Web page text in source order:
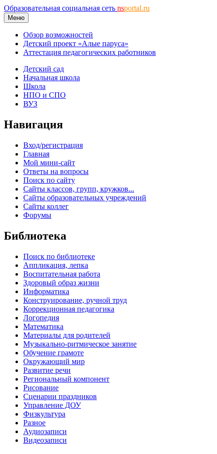
Образовательная социальная сеть nsportal.ru
Меню
Обзор возможностей
Детский проект «Алые паруса»
Аттестация педагогических работников
Детский сад
Начальная школа
Школа
НПО и СПО
ВУЗ
Навигация
Вход/регистрация
Главная
Мой мини-сайт
Ответы на вопросы
Поиск по сайту
Сайты классов, групп, кружков...
Сайты образовательных учреждений
Сайты коллег
Форумы
Библиотека
Поиск по библиотеке
Аппликация, лепка
Воспитательная работа
Здоровый образ жизни
Информатика
Конструирование, ручной труд
Коррекционная педагогика
Логопедия
Математика
Материалы для родителей
Музыкально-ритмическое занятие
Обучение грамоте
Окружающий мир
Развитие речи
Региональный компонент
Рисование
Сценарии праздников
Управление ДОУ
Физкультура
Разное
Аудиозаписи
Видеозаписи